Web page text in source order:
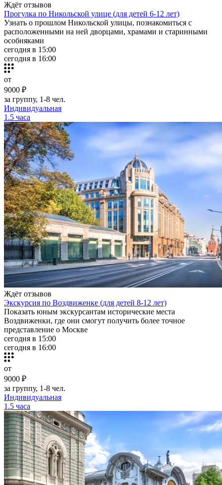
Ждёт отзывов
Прогулка по Никольской улице (для детей 6-12 лет)
Узнать о прошлом Никольской улицы, познакомиться с
расположенными на ней дворцами, храмами и старинными
особняками
сегодня в 15:00
сегодня в 16:00
от
9000 ₽
за группу, 1-8 чел.
Индивидуальная
1.5 часа
Ждёт отзывов
Экскурсия по Воздвиженке (для детей 8-12 лет)
Показать юным экскурсантам исторические места
Воздвиженки, где они смогут получить более точное
представление о Москве
сегодня в 15:00
сегодня в 16:00
от
9000 ₽
за группу, 1-8 чел.
Индивидуальная
1.5 часа